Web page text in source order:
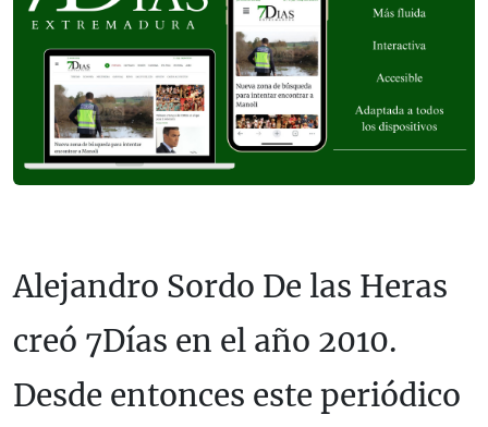
Alejandro Sordo De las Heras
creó 7Días en el año 2010.
Desde entonces este periódico